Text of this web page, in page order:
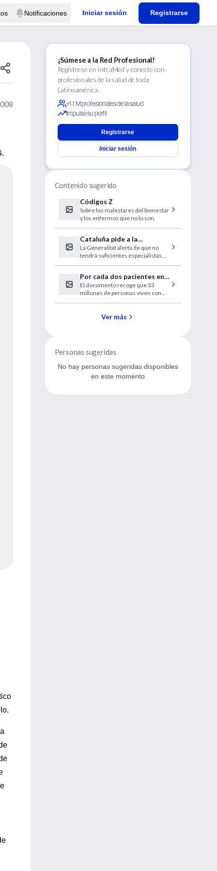
Notificaciones Iniciar sesión Registrarse
¡Súmese a la Red Profesional!
Regístrese en IntraMed y conecte con
profesionales de la salud de toda
Latinoamérica.
+1.1 M profesionales de la salud
Impulse su perfil
Registrarse
Iniciar sesión
Contenido sugerido
Códigos Z
Sobre los malestares del bienestar
y los enfermos que no lo son.
Cataluña pide a la
desesperada médicos
extranjeros sin homologar
La Generalitat alerta de que no
tendrá suficientes especialistas
Por cada dos pacientes en
tratamiento, hay cinco
nuevos casos
El documento recoge que 33
millones de personas viven con
personas en tratamiento.
Ver más
Personas sugeridas
No hay personas sugeridas disponibles
en este momento